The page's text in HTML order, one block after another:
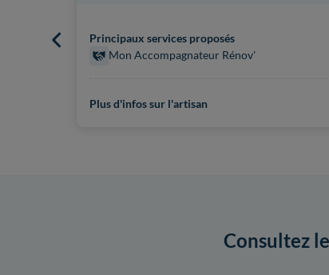
Principaux services proposés
Mon Accompagnateur Rénov'
Plus d'infos sur l'artisan
Consultez